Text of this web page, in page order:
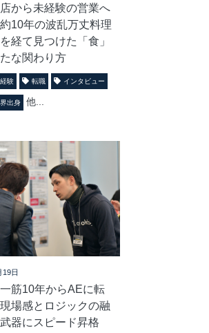
から未経験の営業へ
10年の波乱万丈料理
経て見つけた「食」
な関わり方
験 転職 インタビュー
出身 他...
19日
筋10年からAEに転
場感とロジックの融
器にスピード昇格